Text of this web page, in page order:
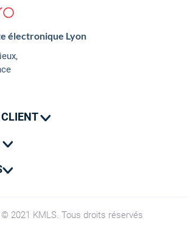
électronique Lyon
CLIENT
2021 KMLS. Tous droits réservés